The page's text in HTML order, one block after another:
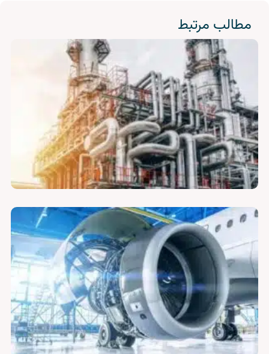
مطالب مرتبط
سازه های متخلخل فلزی جهت بستر کاتالیست
لوازم فیلتر سیال هیدرولیک